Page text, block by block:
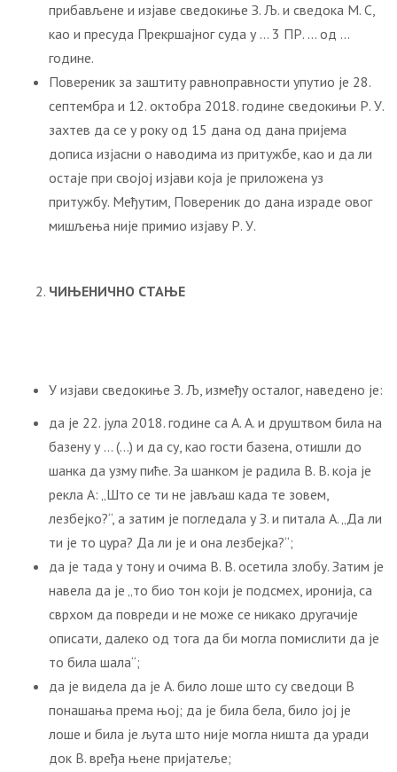
прибављене и изјаве сведокиње З. Љ. и сведока М. С,
као и пресуда Прекршајног суда у … 3 ПР. … од …
године.
Повереник за заштиту равноправности упутио је 28.
септембра и 12. октобра 2018. године сведокињи Р. У.
захтев да се у року од 15 дана од дана пријема
дописа изјасни о наводима из притужбе, као и да ли
остаје при својој изјави која је приложена уз
притужбу. Међутим, Повереник до дана израде овог
мишљења није примио изјаву Р. У.
ЧИЊЕНИЧНО СТАЊЕ
У изјави сведокиње З. Љ, између осталог, наведено је:
да је 22. јула 2018. године са А. А. и друштвом била на
базену у … (…) и да су, као гости базена, отишли до
шанка да узму пиће. За шанком је радила В. В. која је
рекла А: „Што се ти не јављаш када те зовем,
лезбејко?“, а затим је погледала у З. и питала А. „Да ли
ти је то цура? Да ли је и она лезбејка?“;
да је тада у тону и очима В. В. осетила злобу. Затим је
навела да је „то био тон који је подсмех, иронија, са
сврхом да повреди и не може се никако другачије
описати, далеко од тога да би могла помислити да је
то била шала“;
да је видела да је А. било лоше што су сведоци В
понашања према њој; да је била бела, било јој је
лоше и била је љута што није могла ништа да уради
док В. вређа њене пријатеље;